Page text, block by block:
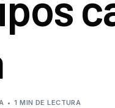
Roller
1 MIN DE LECTURA